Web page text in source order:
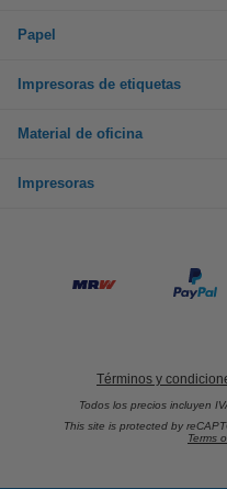
Papel
Impresoras de etiquetas
Material de oficina
Impresoras
Términos y
Todos los precios incluyen
This site is protected by
Terms